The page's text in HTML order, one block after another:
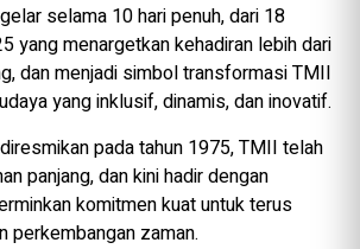
selama 10 hari penuh, dari 18
yang menargetkan kehadiran lebih dari
dan menjadi simbol transformasi TMII
yang inklusif, dinamis, dan inovatif.
pada tahun 1975, TMII telah
panjang, dan kini hadir dengan
komitmen kuat untuk terus
perkembangan zaman.